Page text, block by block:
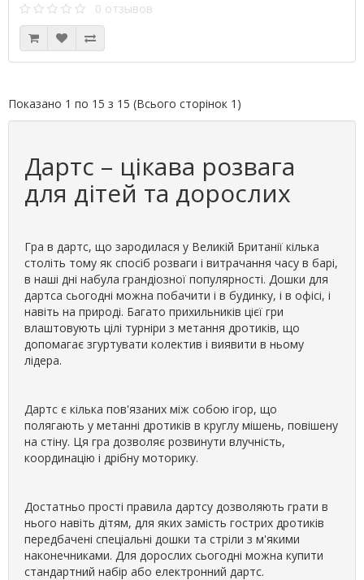
0 отзывов
Показано 1 по 15 з 15 (Всього сторінок 1)
Дартс – цікава розвага
для дітей та дорослих
Гра в дартс, що зародилася у Великій Британії кілька
століть тому як спосіб розваги і витрачання часу в барі,
в наші дні набула грандіозної популярності. Дошки для
дартса сьогодні можна побачити і в будинку, і в офісі, і
навіть на природі. Багато прихильників цієї гри
влаштовують цілі турніри з метання дротиків, що
допомагає згуртувати колектив і виявити в ньому
лідера.
Дартс є кілька пов'язаних між собою ігор, що
полягають у метанні дротиків в круглу мішень, повішену
на стіну. Ця гра дозволяє розвинути влучність,
координацію і дрібну моторику.
Достатньо прості правила дартсу дозволяють грати в
нього навіть дітям, для яких замість гострих дротиків
передбачені спеціальні дошки та стріли з м'якими
наконечниками. Для дорослих сьогодні можна купити
стандартний набір або електронний дартс.